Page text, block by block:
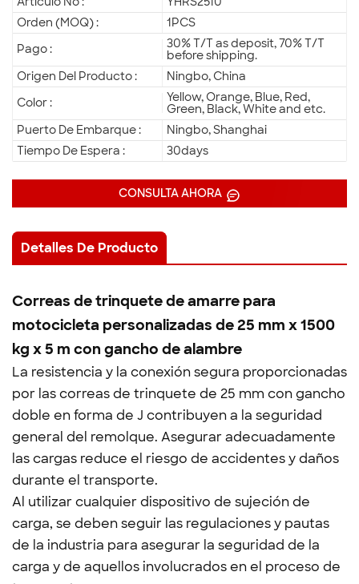
Orden (MOQ) :
1PCS
Pago :
30% T/T as deposit, 70% T/T
before shipping.
Origen Del Producto :
Ningbo, China
Color :
Yellow, Orange, Blue, Red,
Green, Black, White and etc.
Puerto De Embarque :
Ningbo, Shanghai
Tiempo De Espera :
30days
CONSULTA AHORA
Detalles De Producto
Correas de trinquete de amarre para
motocicleta personalizadas de 25 mm x 1500
kg x 5 m con gancho de alambre
La resistencia y la conexión segura proporcionadas
por las correas de trinquete de 25 mm con gancho
doble en forma de J contribuyen a la seguridad
general del remolque. Asegurar adecuadamente
las cargas reduce el riesgo de accidentes y daños
durante el transporte.
Al utilizar cualquier dispositivo de sujeción de
carga, se deben seguir las regulaciones y pautas
de la industria para asegurar la seguridad de la
carga y de aquellos involucrados en el proceso de